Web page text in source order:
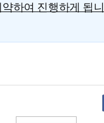
하여 진행하게 됩